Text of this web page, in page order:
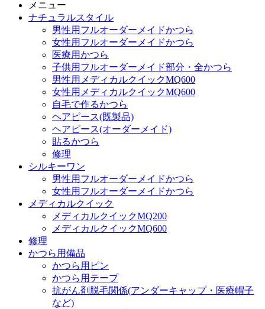
メニュー
ナチュラルスタイル
男性用フルオーダーメイドかつら
女性用フルオーダーメイドかつら
医療用かつら
子供用フルオーダーメイド部分・全かつら
男性用メディカルクイックMQ600
女性用メディカルクイックMQ600
自毛で作るかつら
ヘアピース(既製品)
ヘアピース(オーダーメイド)
貼るかつら
修理
シルキーワン
男性用フルオーダーメイドかつら
女性用フルオーダーメイドかつら
メディカルクイック
メディカルクイックMQ200
メディカルクイックMQ600
修理
かつら用備品
かつら用ピン
かつら用テープ
抗がん剤脱毛関係(アンダーキャップ・医療帽子
など)